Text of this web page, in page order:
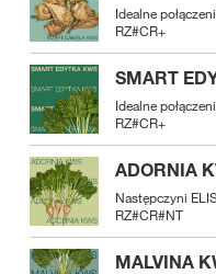
Idealne
RZ#CR+
SMART
Idealne
RZ#CR+
ADORNIA
Następczyni
RZ#CR#NT
MALVINA